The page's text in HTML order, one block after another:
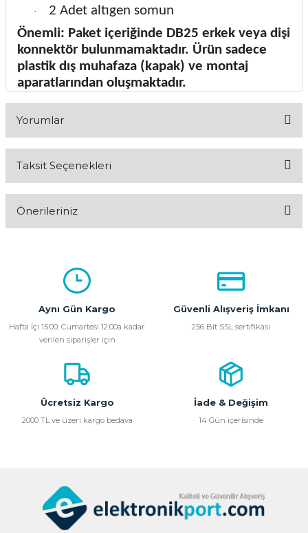
·
2 Adet altıgen somun
Önemli: Paket içeriğinde DB25 erkek veya dişi
konnektör bulunmamaktadır. Ürün sadece
plastik dış muhafaza (kapak) ve montaj
aparatlarından oluşmaktadır.
Yorumlar
Taksit Seçenekleri
Önerileriniz
kullanarak tarafımıza iletebilirsiniz.
Görüş ve önerileriniz için teşekkür ederiz.
Ürün açıklamasında eksik bilgiler bulunuyor.
Ürün bilgilerinde hatalar bulunuyor.
Ürün fiyatı diğer sitelerden daha pahalı.
Bu ürüne benzer farklı alternatifler olmalı.
Aynı Gün Kargo
Hafta İçi 15:00, Cumartesi 12:00a kadar
verilen siparişler için
Güvenli Alışveriş İmkanı
256 Bit SSL sertifikası
Ücretsiz Kargo
2000 TL ve üzeri kargo bedava
İade & Değişim
14 Gün içerisinde